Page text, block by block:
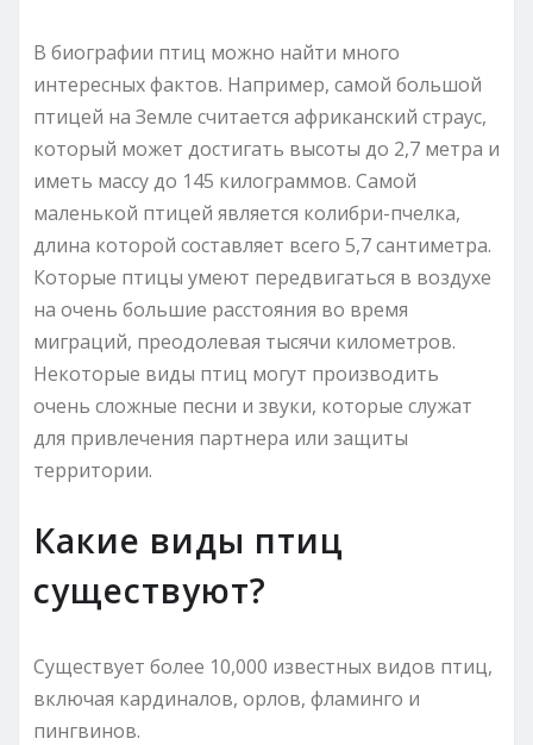
В биографии птиц можно найти много
интересных фактов. Например, самой большой
птицей на Земле считается африканский страус,
который может достигать высоты до 2,7 метра и
иметь массу до 145 килограммов. Самой
маленькой птицей является колибри-пчелка,
длина которой составляет всего 5,7 сантиметра.
Которые птицы умеют передвигаться в воздухе
на очень большие расстояния во время
миграций, преодолевая тысячи километров.
Некоторые виды птиц могут производить
очень сложные песни и звуки, которые служат
для привлечения партнера или защиты
территории.
Какие виды птиц
существуют?
Существует более 10,000 известных видов птиц,
включая кардиналов, орлов, фламинго и
пингвинов.